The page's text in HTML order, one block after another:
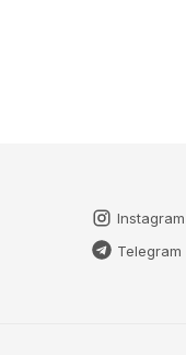
Instagram
Telegram